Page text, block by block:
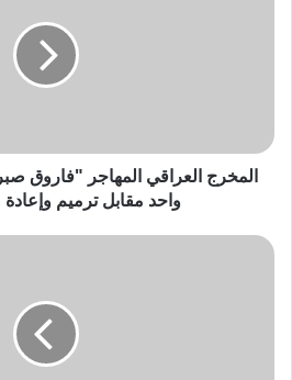
المخرج العراقي المهاجر "فاروق
واحد مقابل ترميم